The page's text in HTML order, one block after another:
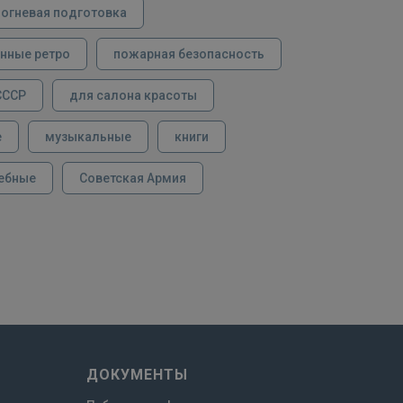
огневая подготовка
ретро пожарная безопасность
для салона красоты
музыкальные книги
Советская Армия
ДОКУМЕНТЫ